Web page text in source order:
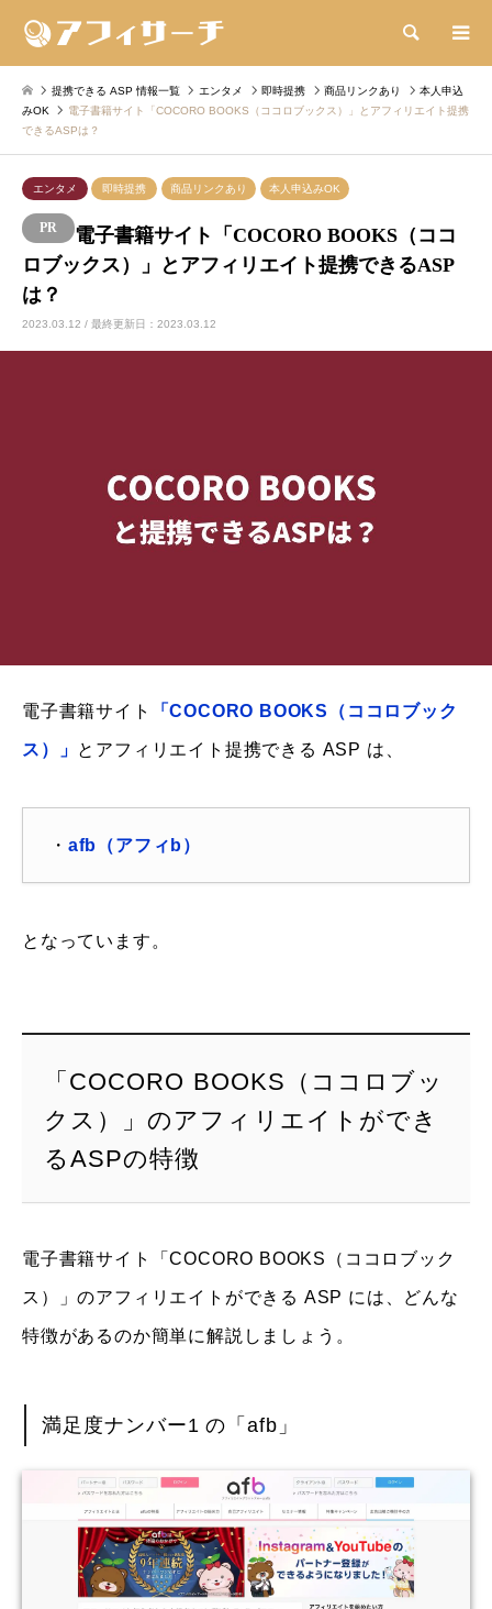
検索
提携できる ASP 情報一覧 エンタメ 即時提携 商品リンクあり
本人申込
みOK
電子書籍サイト「COCORO BOOKS（ココロブックス）」とアフィリエイト提携
できるASPは？
エンタメ 即時提携 商品リンクあり 本人申込みOK
電子書籍サイト「COCORO BOOKS（ココ
ロブックス）」とアフィリエイト提携できるASP
は？
2023.03.12 / 最終更新日：2023.03.12
電子書籍サイト 「COCORO BOOKS（ココロブック
ス）」 とアフィリエイト提携できる ASP は、
・ afb（アフィb）
となっています。
「COCORO BOOKS（ココロブッ
クス）」のアフィリエイトができ
るASPの特徴
電子書籍サイト「COCORO BOOKS（ココロブック
ス）」のアフィリエイトができる ASP には、どんな
特徴があるのか簡単に解説しましょう。
満足度ナンバー1 の「afb」